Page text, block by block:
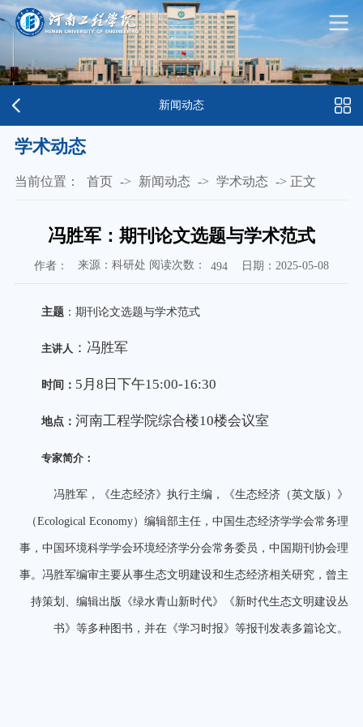
新闻动态
学术动态
当前位置： 首页 -> 新闻动态 -> 学术动态 -> 正文
冯胜军：期刊论文选题与学术范式
作者： 来源：科研处 阅读次数： 494 日期：2025-05-08
主题 ：期刊论文选题与学术范式
主讲人 ： 冯胜军
时 间： 5 月8 日下午15:00-16:30
地点：河南工程学院综合楼10楼会议室
专家简介：
冯胜军，《生态经济》执行主编，《生态经济（英文版）》
（Ecological Economy）编辑部主任，中国生态经济学学会常务理
事，中国环境科学学会环境经济学分会常务委员，中国期刊协会理
事。冯胜军编审主要从事生态文明建设和生态经济相关研究，曾主
持策划、编辑出版《绿水青山新时代》《新时代生态文明建设丛
书》等多种图书，并在《学习时报》等报刊发表多篇论文。